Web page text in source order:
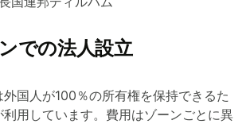
での法人設立
国人が100％の所有権を保持できるた
用しています。費用はゾーンごとに異